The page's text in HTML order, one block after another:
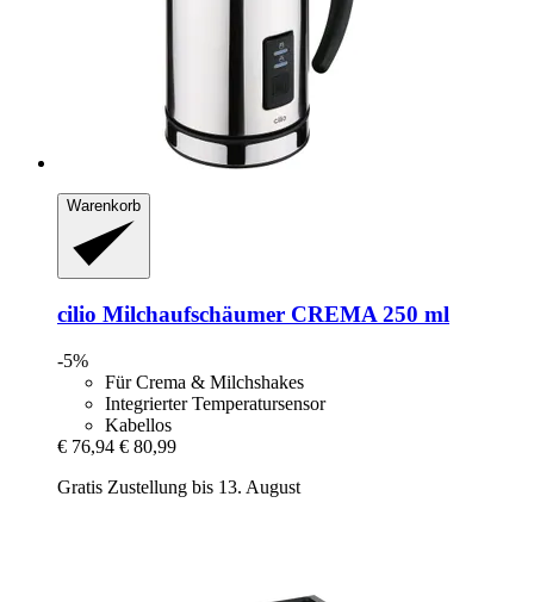
Warenkorb
cilio Milchaufschäumer CREMA 250 ml
-5%
Für Crema & Milchshakes
Integrierter Temperatursensor
Kabellos
€ 76,94 € 80,99
Gratis Zustellung bis 13. August